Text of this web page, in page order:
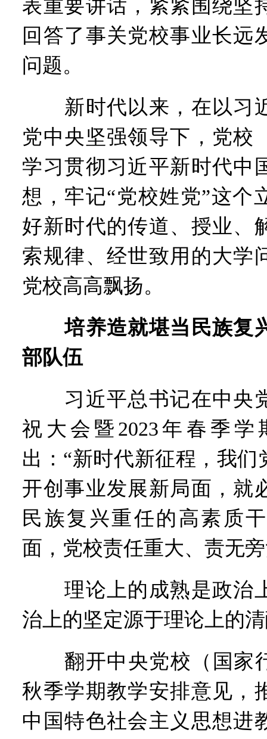
表重要讲话，紧紧围绕坚
回答了事关党校事业长远
问题。
新时代以来，在以习
党中央坚强领导下，党校
学习贯彻习近平新时代中
想，牢记“党校姓党”这个
好新时代的传道、授业、
索规律、经世致用的大学
党校高高飘扬。
培养造就堪当民族复
部队伍
习近平总书记在中央
祝大会暨2023年春季
出：“新时代新征程，我们
开创事业发展新局面，就
民族复兴重任的高素质
面，党校责任重大、责无
理论上的成熟是政治
治上的坚定源于理论上的
翻开中央党校（国家
秋季学期教学安排意见，
中国特色社会主义思想进